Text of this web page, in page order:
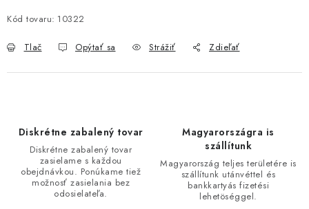
Kód tovaru: 10322
Tlač Opýtať sa Strážiť Zdieľať
Diskrétne zabalený tovar
Diskrétne zabalený tovar
zasielame s každou
obejdnávkou. Ponúkame tiež
možnosť zasielania bez
odosielateľa.
Magyarországra is
szállítunk
Magyarország teljes területére is
szállítunk utánvéttel és
bankkartyás fizetési
lehetöséggel.